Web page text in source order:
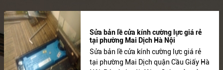
Sửa bản lề cửa kính cường lực giá rẻ
tại phường Mai Dịch Hà Nội
Sửa bản lề cửa kính cường lực giá rẻ
tại phường Mai Dịch quận Cầu Giấy Hà